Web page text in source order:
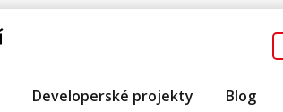
Developerské projekty Blog